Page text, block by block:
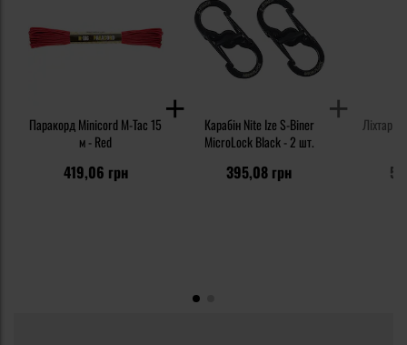
Паракорд Minicord M-Tac 15
м - Red
419,06 грн
Карабін Nite Ize S-Biner
MicroLock Black - 2 шт.
395,08 грн
Ліхтар